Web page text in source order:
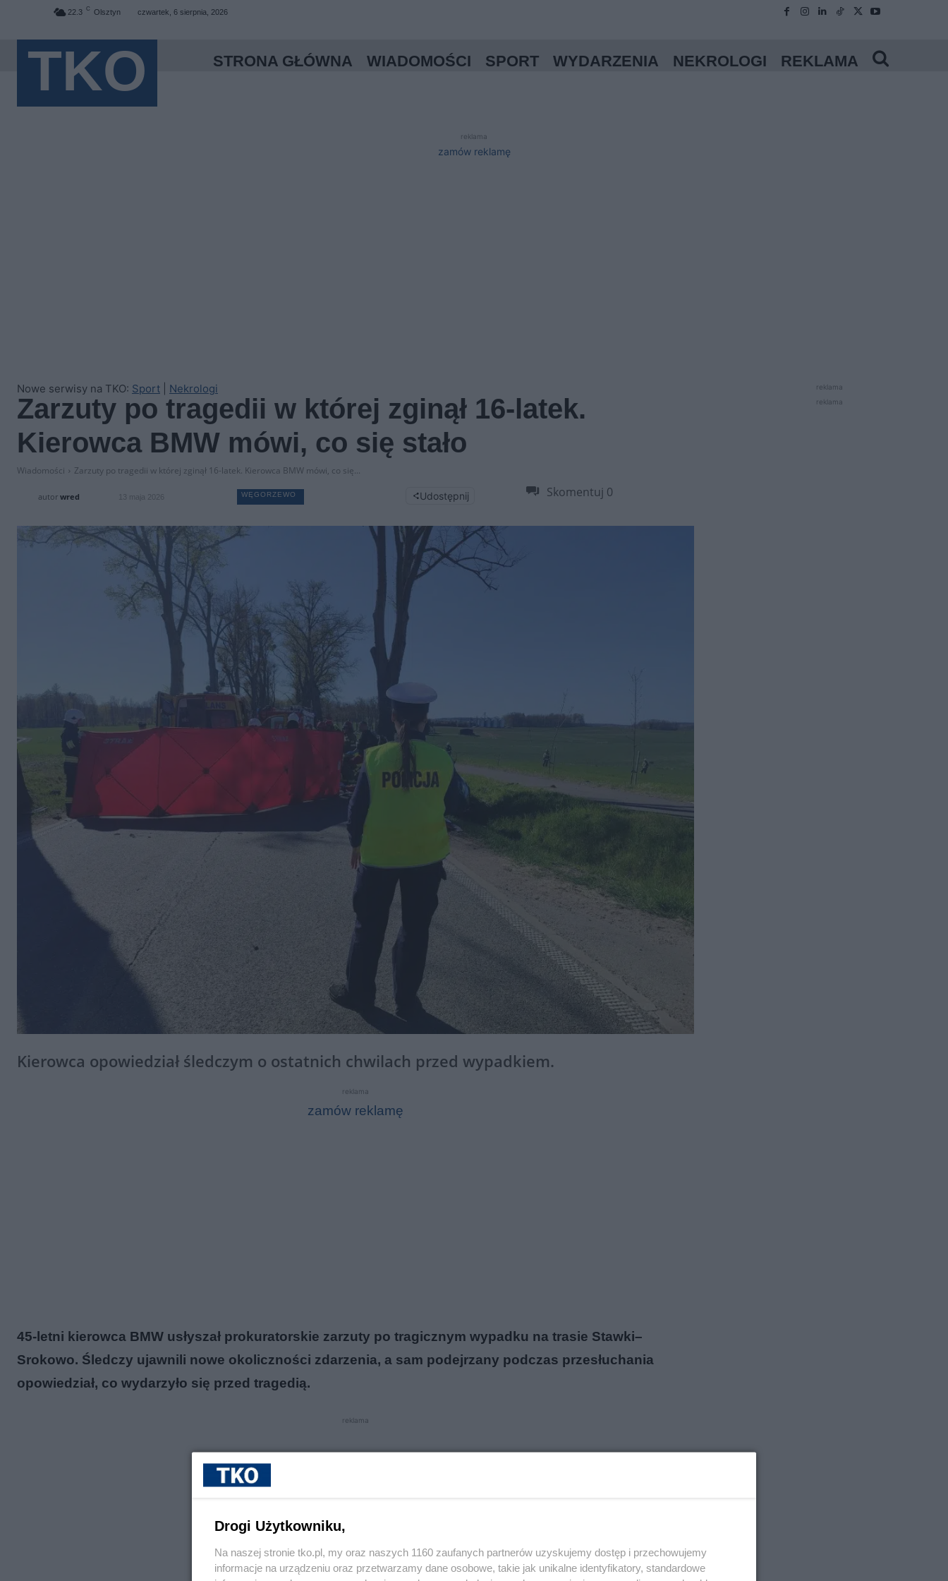
22.3 C Olsztyn czwartek, 6 sierpnia, 2026
TKO STRONA GŁÓWNA WIADOMOŚCI SPORT WYDARZENIA NEKROLOGI REKLAMA
reklama
zamów reklamę
Nowe serwisy na TKO: Sport Nekrologi
Zarzuty po tragedii w której zginął 16-latek.
Kierowca BMW mówi, co się stało
Wiadomości Zarzuty po tragedii w której zginął 16-latek. Kierowca BMW mówi, co się...
autor wred 13 maja 2026 WĘGORZEWO Udostępnij Skomentuj 0
Kierowca opowiedział śledczym o ostatnich chwilach przed wypadkiem.
reklama
zamów reklamę
45-letni kierowca BMW usłyszał prokuratorskie zarzuty po tragicznym wypadku na trasie Stawki–
Srokowo. Śledczy ujawnili nowe okoliczności zdarzenia, a sam podejrzany podczas przesłuchania
opowiedział, co wydarzyło się przed tragedią.
reklama
reklama
reklama
Drogi Użytkowniku,
Na naszej stronie tko.pl, my oraz naszych 1160 zaufanych partnerów uzyskujemy dostęp i przechowujemy
informacje na urządzeniu oraz przetwarzamy dane osobowe, takie jak unikalne identyfikatory, standardowe